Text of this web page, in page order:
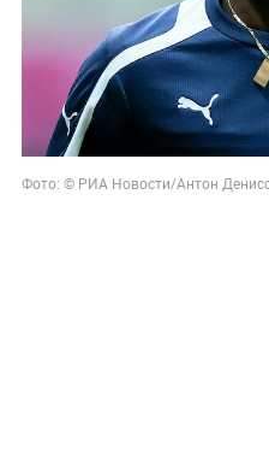
Фото: © РИА Новости/Антон